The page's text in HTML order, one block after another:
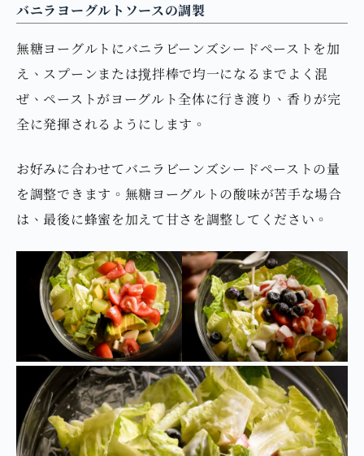
バニラヨーグルトソースの調製
無糖ヨーグルトにバニラビーンズシードペーストを加
え、スプーンまたは撹拌棒で均一になるまでよく混
ぜ、ペーストがヨーグルト全体に行き渡り、香りが完
全に発揮されるようにします。
お好みに合わせてバニラビーンズシードペーストの量
を調整できます。無糖ヨーグルトの酸味が苦手な場合
は、最後に蜂蜜を加えて甘さを調整してください。